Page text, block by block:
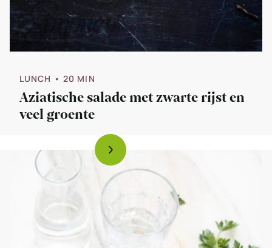
LUNCH • 20 MIN
Aziatische salade met zwarte rijst en
veel groente